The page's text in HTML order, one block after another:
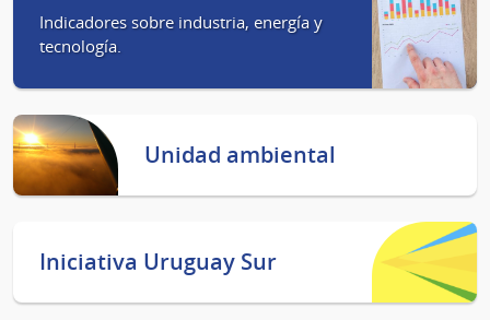
Indicadores sobre industria, energía y
tecnología.
Unidad ambiental
Iniciativa Uruguay Sur